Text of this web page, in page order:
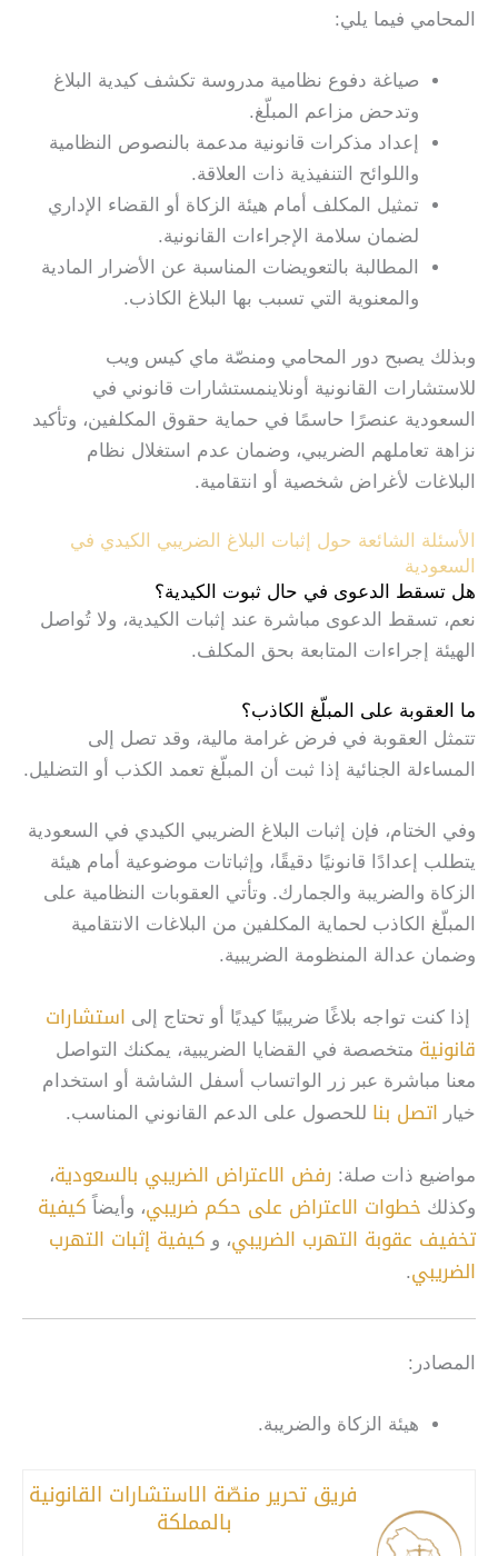
المحامي فيما يلي:
صياغة دفوع نظامية مدروسة تكشف كيدية البلاغ
وتدحض مزاعم المبلّغ.
إعداد مذكرات قانونية مدعمة بالنصوص النظامية
واللوائح التنفيذية ذات العلاقة.
تمثيل المكلف أمام هيئة الزكاة أو القضاء الإداري
لضمان سلامة الإجراءات القانونية.
المطالبة بالتعويضات المناسبة عن الأضرار المادية
والمعنوية التي تسبب بها البلاغ الكاذب.
وبذلك يصبح دور المحامي ومنصّة ماي كيس ويب
للاستشارات القانونية أونلاينمستشارات قانوني في
السعودية عنصرًا حاسمًا في حماية حقوق المكلفين، وتأكيد
نزاهة تعاملهم الضريبي، وضمان عدم استغلال نظام
البلاغات لأغراض شخصية أو انتقامية.
الأسئلة الشائعة حول
إثبات البلاغ الضريبي الكيدي في
السعودية
هل تسقط الدعوى في حال ثبوت الكيدية؟
نعم، تسقط الدعوى مباشرة عند إثبات الكيدية، ولا تُواصل
الهيئة إجراءات المتابعة بحق المكلف.
ما العقوبة على المبلّغ الكاذب؟
تتمثل العقوبة في فرض غرامة مالية، وقد تصل إلى
المساءلة الجنائية إذا ثبت أن المبلّغ تعمد الكذب أو التضليل.
وفي الختام، فإن إثبات البلاغ الضريبي الكيدي في السعودية
يتطلب إعدادًا قانونيًا دقيقًا، وإثباتات موضوعية أمام هيئة
الزكاة والضريبة والجمارك. وتأتي العقوبات النظامية على
المبلّغ الكاذب لحماية المكلفين من البلاغات الانتقامية
وضمان عدالة المنظومة الضريبية.
إذا كنت تواجه بلاغًا ضريبيًا كيديًا أو تحتاج إلى استشارات
قانونية متخصصة في القضايا الضريبية، يمكنك التواصل
معنا مباشرة عبر زر الواتساب أسفل الشاشة أو استخدام
خيار اتصل بنا للحصول على الدعم القانوني المناسب.
مواضيع ذات صلة: رفض الاعتراض الضريبي بالسعودية،
وكذلك خطوات الاعتراض على حكم ضريبي، وأيضاً كيفية
تخفيف عقوبة التهرب الضريبي، و كيفية إثبات التهرب
الضريبي.
المصادر:
هيئة الزكاة والضريبة.
فريق تحرير منصّة الاستشارات القانونية
بالمملكة